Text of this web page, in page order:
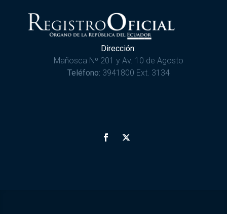
Dirección:
Mañosca Nº 201 y Av. 10 de Agosto
Teléfono: 3941800 Ext. 3134